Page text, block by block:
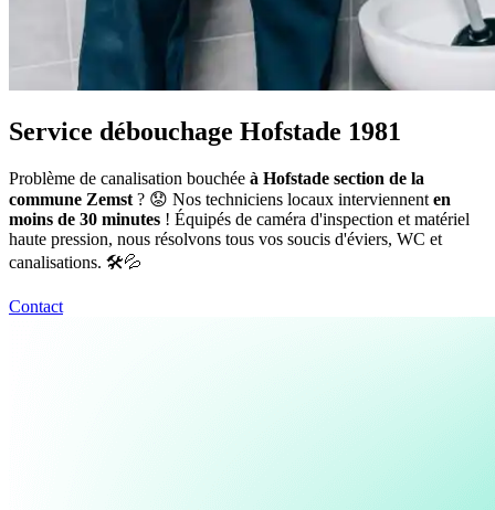
Service débouchage Hofstade 1981
Problème de canalisation bouchée à Hofstade section de la
commune Zemst ? 😟 Nos techniciens locaux interviennent en
moins de 30 minutes ! Équipés de caméra d'inspection et matériel
haute pression, nous résolvons tous vos soucis d'éviers, WC et
canalisations. 🛠️💦
Contact